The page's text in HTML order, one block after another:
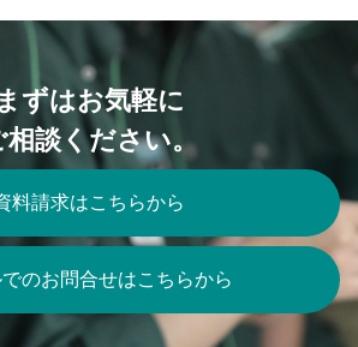
まずはお気軽に
相談ください。
料請求はこちらから
でのお問合せはこちらから